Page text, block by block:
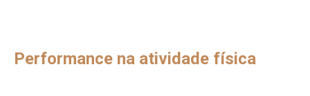
Performance na atividade física